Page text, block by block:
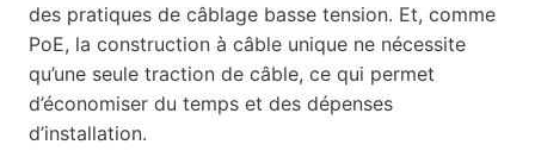
des pratiques de câblage basse tension. Et, comme
PoE, la construction à câble unique ne nécessite
qu’une seule traction de câble, ce qui permet
d’économiser du temps et des dépenses
d’installation.